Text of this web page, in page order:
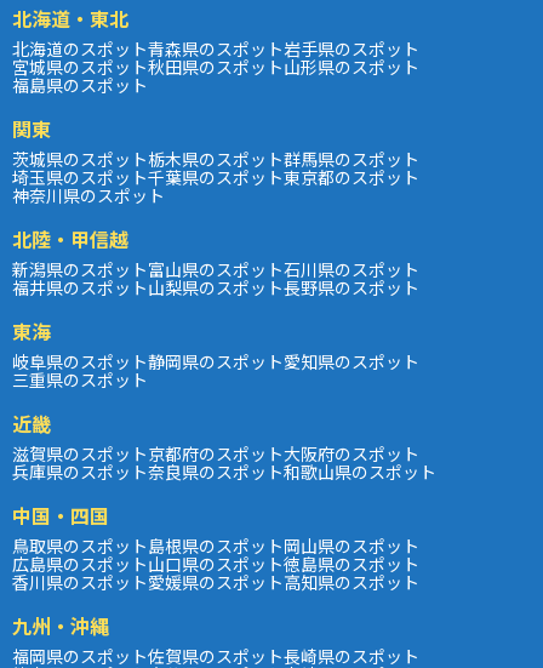
北海道・東北
北海道のスポット青森県のスポット岩手県のスポット
宮城県のスポット秋田県のスポット山形県のスポット
福島県のスポット
関東
茨城県のスポット栃木県のスポット群馬県のスポット
埼玉県のスポット千葉県のスポット東京都のスポット
神奈川県のスポット
北陸・甲信越
新潟県のスポット富山県のスポット石川県のスポット
福井県のスポット山梨県のスポット長野県のスポット
東海
岐阜県のスポット静岡県のスポット愛知県のスポット
三重県のスポット
近畿
滋賀県のスポット京都府のスポット大阪府のスポット
兵庫県のスポット奈良県のスポット和歌山県のスポット
中国・四国
鳥取県のスポット島根県のスポット岡山県のスポット
広島県のスポット山口県のスポット徳島県のスポット
香川県のスポット愛媛県のスポット高知県のスポット
九州・沖縄
福岡県のスポット佐賀県のスポット長崎県のスポット